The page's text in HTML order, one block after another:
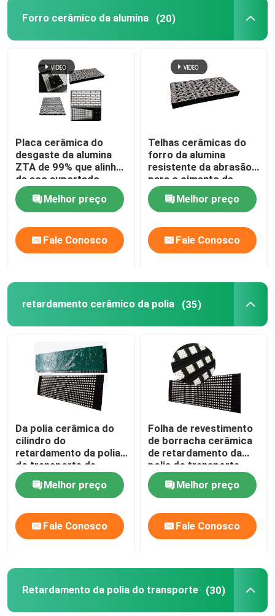
Produtos
Quem Somos
Controle de Qualidade
Fale Conosco
notícias
Forro cerâmico do desgaste
Forro cerâmico da alumina
Forro cerâmico da alumina (20)
Placa cerâmica do
desgaste da alumina
ZTA de 99% que alinha
de aço suportado
Melhor preço
Fale Conosco
Telhas cerâmicas do
forro da alumina
resistente da abrasão
para o cimento de
mineração
Melhor preço
Fale Conosco
retardamento cerâmico da polia (35)
Da polia cerâmica do
cilindro do
retardamento da polia
do transporte de
correia retardamento
de borrachaMelhor preço
Fale Conosco
Folha de revestimento
de borracha cerâmica
de retardamento da
polia do transporte
com camada de
ligamento da NC
Melhor preço
Fale Conosco
Retardamento da polia do transporte (30)